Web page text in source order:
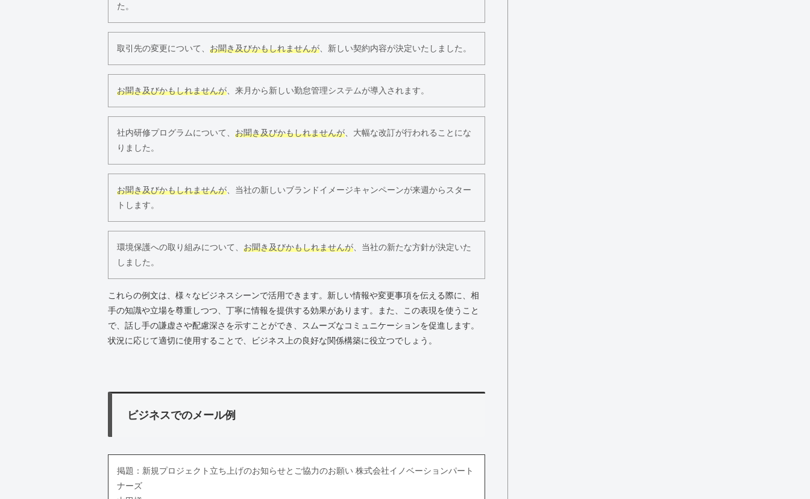
た。
取引先の変更について、 お聞き及びかもしれませんが 、新しい契約内容が決定いたしました。
お聞き及びかもしれませんが 、来月から新しい勤怠管理システムが導入されます。
社内研修プログラムについて、 お聞き及びかもしれませんが 、大幅な改訂が行われることにな
りました。
お聞き及びかもしれませんが 、当社の新しいブランドイメージキャンペーンが来週からスター
トします。
環境保護への取り組みについて、 お聞き及びかもしれませんが 、当社の新たな方針が決定いた
しました。
これらの例文は、様々なビジネスシーンで活用できます。新しい情報や変更事項を伝える際に、相
手の知識や立場を尊重しつつ、丁寧に情報を提供する効果があります。また、この表現を使うこと
で、話し手の謙虚さや配慮深さを示すことができ、スムーズなコミュニケーションを促進します。
状況に応じて適切に使用することで、ビジネス上の良好な関係構築に役立つでしょう。
ビジネスでのメール例
掲題：新規プロジェクト立ち上げのお知らせとご協力のお願い 株式会社イノベーションパート
ナーズ